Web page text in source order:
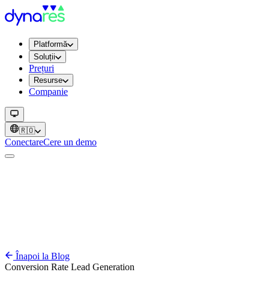
Platformă
Soluții
Prețuri
Resurse
Companie
🇷🇴
ConectareCere un demo
Înapoi la Blog
Conversion Rate Lead Generation